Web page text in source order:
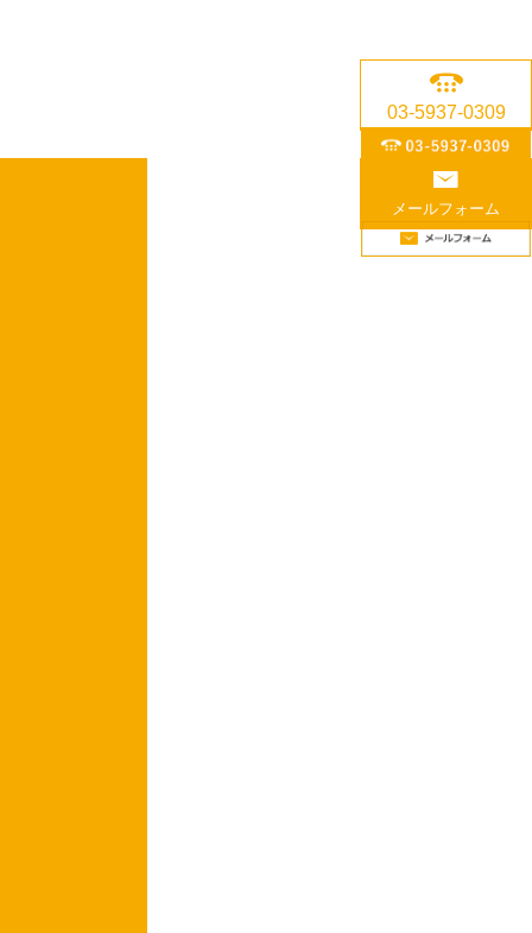
03-5937-0309
メールフォーム